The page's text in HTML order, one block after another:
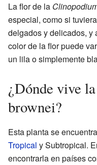
La flor de la
especial, como si
delgados y delicados, y
color de la flor puede
un lila o simplemente
¿Dónde vive
brownei?
Esta planta se
Tropical y Subtropical.
encontrarla en países